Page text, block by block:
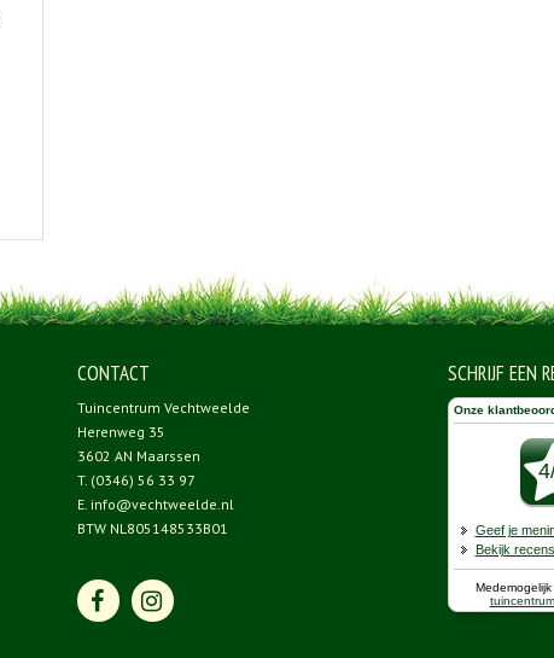
CONTACT
Tuincentrum Vechtweelde
Herenweg 35
3602 AN Maarssen
T. (0346) 56 33 97
E. info@vechtweelde.nl
BTW NL805148533B01
SCHRIJF EEN